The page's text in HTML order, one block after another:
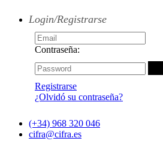
Login/Registrarse
Contraseña:
Registrarse
¿Olvidó su contraseña?
(+34) 968 320 046
cifra@cifra.es